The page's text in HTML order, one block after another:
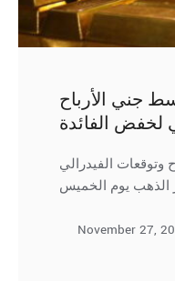
جني الأرباح
لخفض الفائدة
الفيدرالي
November 27,